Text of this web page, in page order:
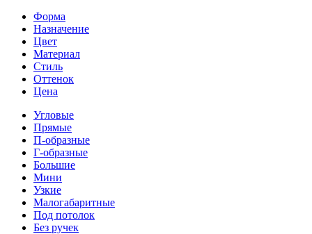
Форма
Назначение
Цвет
Материал
Стиль
Оттенок
Цена
Угловые
Прямые
П-образные
Г-образные
Большие
Мини
Узкие
Малогабаритные
Под потолок
Без ручек